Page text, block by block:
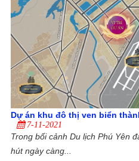
Dự án khu đô thị ven biển
7-11-2021
Trong bối cảnh Du lịch Phú Yên
hút ngày càng...